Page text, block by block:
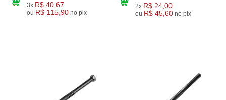
3x R$ 40,67
ou R$ 115,90 no pix
2x R$ 24,00
ou R$ 45,60 no pix